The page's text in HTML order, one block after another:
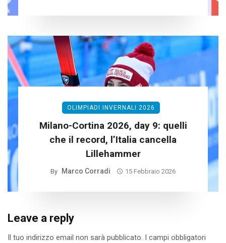
OLIMPIADI INVERNALI 2026
Milano-Cortina 2026, day 9: quelli
che il record, l’Italia cancella
Lillehammer
By Marco Corradi 15 Febbraio 2026
Leave a reply
Il tuo indirizzo email non sarà pubblicato. I campi obbligatori